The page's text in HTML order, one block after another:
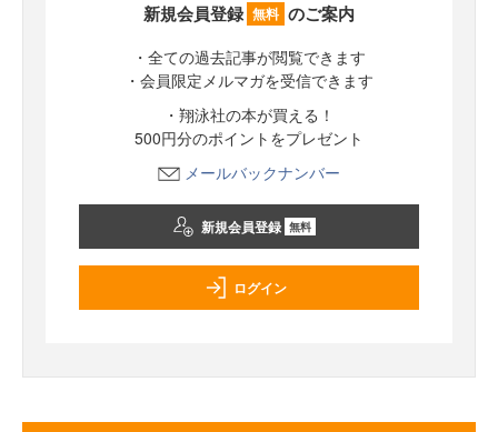
新規会員登録 無料 のご案内
・全ての過去記事が閲覧できます
・会員限定メルマガを受信できます
・翔泳社の本が買える！
500円分のポイントをプレゼント
メールバックナンバー
新規会員登録 無料
ログイン